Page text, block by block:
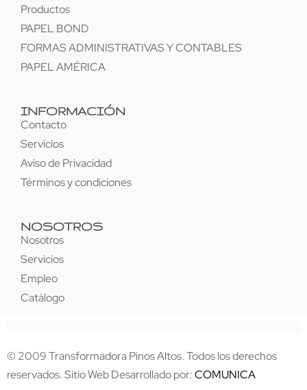
Productos
PAPEL BOND
FORMAS ADMINISTRATIVAS Y CONTABLES
PAPEL AMÉRICA
INFORMACIÓN
Contacto
Servicios
Aviso de Privacidad
Términos y condiciones
NOSOTROS
Nosotros
Servicios
Empleo
Catálogo
© 2009 Transformadora Pinos Altos. Todos los derechos
reservados. Sitio Web Desarrollado por:COMUNICA